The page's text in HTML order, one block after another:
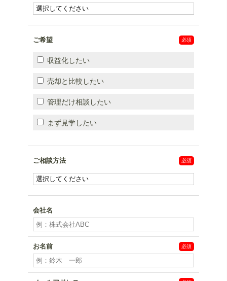
ご希望
収益化したい
売却と比較したい
管理だけ相談したい
まず見学したい
ご相談方法
会社名
お名前